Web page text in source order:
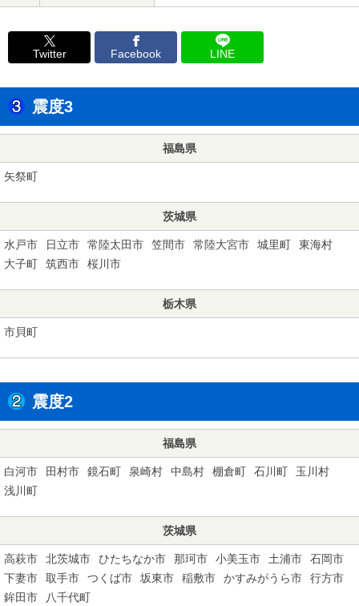
Twitter Facebook LINE
震度3
福島県
矢祭町
茨城県
水戸市 日立市 常陸太田市 笠間市 常陸大宮市 城里町
東海村
大子町
筑西市 桜川市
栃木県
市貝町
震度2
福島県
白河市 田村市 鏡石町 泉崎村 中島村 棚倉町 石川町
玉川村
浅川町
茨城県
高萩市 北茨城市 ひたちなか市 那珂市 小美玉市 土浦市
石岡市
下妻市
取手市 つくば市 坂東市 稲敷市 かすみがうら市
行方市
鉾田市
八千代町